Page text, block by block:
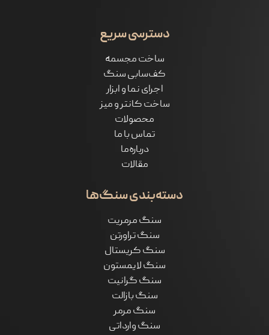
دسترسی سریع
ساخت مجسمه
کف‌سابی سنگ
اجرای نما و ابزار
ساخت کانتر و میز
محصولات
تماس با ما
درباره‌ما
مقالات
دسته‌بندی سنگ‌ها
سنگ مرمریت
سنگ تراورتن
سنگ کریستال
سنگ لایمستون
سنگ گرانیت
سنگ بازالت
سنگ مرمر
سنگ وارداتی